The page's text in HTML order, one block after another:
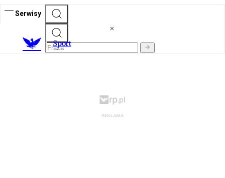
Serwisy
Sport